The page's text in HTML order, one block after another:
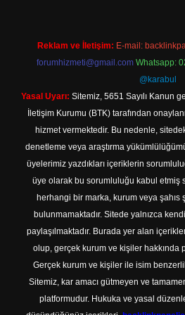
Reklam ve İletişim: E-mail:
forumhizmeti@gmail.com Whatsapp:
@karabul
Yasal Uyarı: Sitemiz, 5651 Sayılı Kanun
İletişim Kurumu (BTK) tarafından
hizmet vermektedir. Bu nedenle,
denetleme veya araştırma
üyelerimiz yazdıkları içeriklerin
üye olarak bu sorumluluğu kabul etmiş
herhangi bir marka, kurum veya şahıs
bulunmamaktadır. Sitede yalnızca
paylaşılmaktadır. Burada yer alan
olup, gerçek kurum ve kişiler hakkında
Gerçek kurum ve kişiler ile isim
Sitemiz, kar amacı gütmeyen ve
platformudur. Hukuka ve yasal